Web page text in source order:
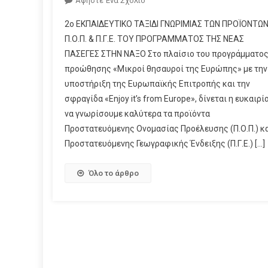
2ο ΕΚΠΑΙΔΕΥΤΙΚΟ ΤΑΞΙΔΙ ΓΝΩΡΙΜΙΑΣ ΤΩΝ ΠΡΟΪΟΝΤΩΝ
Π.Ο.Π. & Π.Γ.Ε. ΤΟΥ ΠΡΟΓΡΑΜΜΑΤΟΣ ΤΗΣ ΝΕΑΣ
ΠΑΣΕΓΕΣ ΣΤΗΝ ΝΑΞΟ Στο πλαίσιο του προγράμματος
προώθησης «Μικροί θησαυροί της Ευρώπης» με την
υποστήριξη της Ευρωπαϊκής Επιτροπής και την
σφραγίδα «Enjoy it’s from Europe», δίνεται η
να γνωρίσουμε καλύτερα τα προϊόντα
Προστατευόμενης Ονομασίας Προέλευσης (Π.Ο.Π.)
Προστατευόμενης Γεωγραφικής Ένδειξης (Π.Γ.Ε.) […]
Όλο το άρθρο